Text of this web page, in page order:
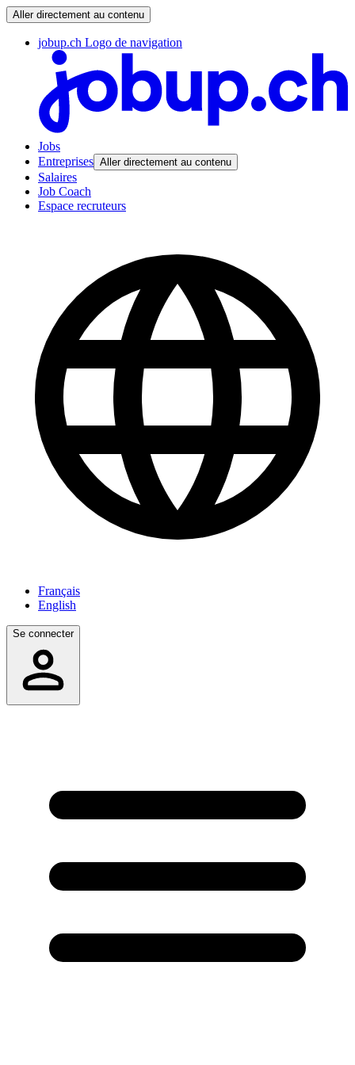
Aller directement au contenu
jobup.ch Logo de navigation
Jobs
Entreprises Aller directement au contenu
Salaires
Job Coach
Espace recruteurs
Français
English
Se connecter